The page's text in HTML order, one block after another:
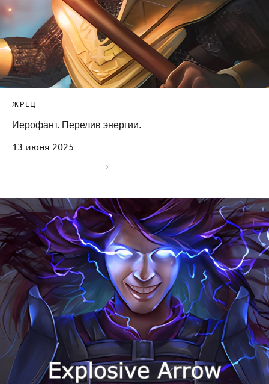
ЖРЕЦ
Иерофант. Перелив энергии.
13 июня 2025